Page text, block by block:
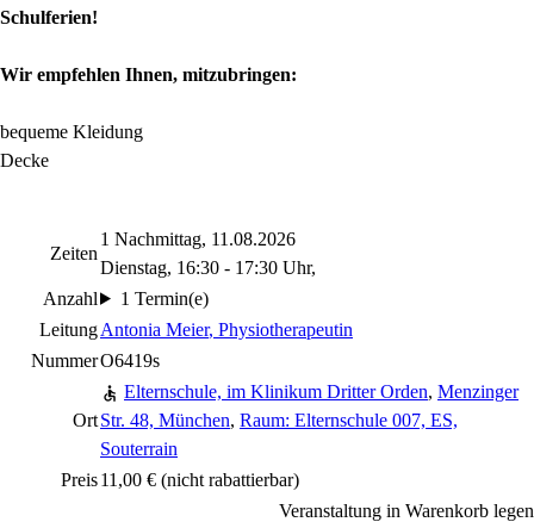
Schulferien!
Wir empfehlen Ihnen, mitzubringen:
bequeme Kleidung
Decke
Zeiten
1 Nachmittag, 11.08.2026
Dienstag, 16:30 - 17:30 Uhr,
Anzahl
1 Termin(e)
LeitungAntonia Meier, Physiotherapeutin
NummerO6419s
Ort
Elternschule, im Klinikum Dritter Orden, Menzinger
Str. 48, München, Raum: Elternschule 007, ES,
Souterrain
Preis11,00 € (nicht rabattierbar)
Veranstaltung in Warenkorb legen